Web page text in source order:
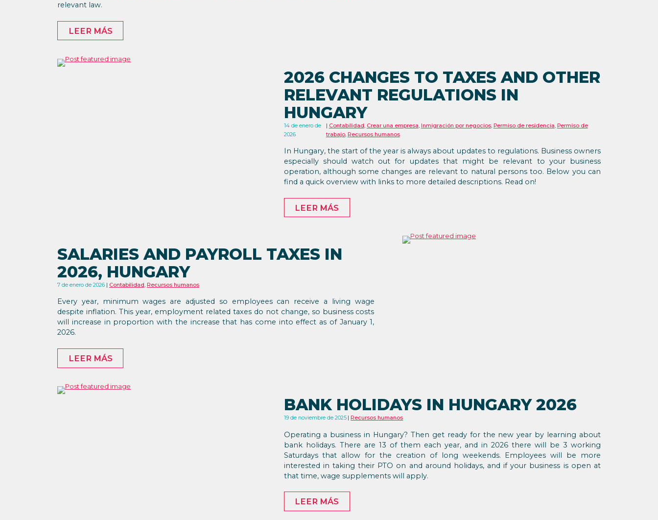
relevant law.
LEER MÁS
2026 CHANGES TO TAXES AND OTHER
RELEVANT REGULATIONS IN
HUNGARY
14 de enero de
2026
Contabilidad, Crear una empresa, Inmigración por negocios, Permiso de residencia, Permiso de
trabajo, Recursos humanos
In Hungary, the start of the year is always about updates to regulations. Business owners
especially should watch out for updates that might be relevant to your business
operation, although some changes are relevant to natural persons too. Below you can
find a quick overview with links to more detailed descriptions. Read on!
LEER MÁS
SALARIES AND PAYROLL TAXES IN
2026, HUNGARY
7 de enero de 2026 Contabilidad, Recursos humanos
Every year, minimum wages are adjusted so employees can receive a living wage
despite inflation. This year, employment related taxes do not change, so business costs
will increase in proportion with the increase that has come into effect as of January 1,
2026.
LEER MÁS
BANK HOLIDAYS IN HUNGARY 2026
19 de noviembre de 2025 Recursos humanos
Operating a business in Hungary? Then get ready for the new year by learning about
bank holidays. There are 13 of them each year, and in 2026 there will be 3 working
Saturdays that allow for the creation of long weekends. Employees will be more
interested in taking their PTO on and around holidays, and if your business is open at
that time, wage supplements will apply.
LEER MÁS